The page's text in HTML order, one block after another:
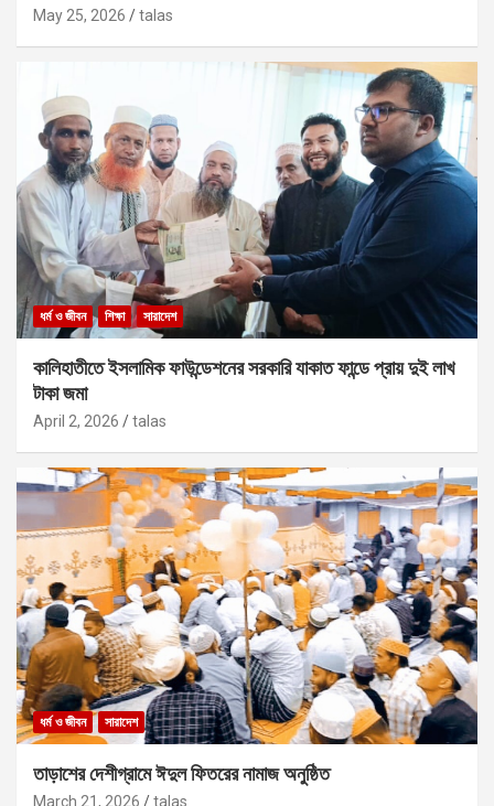
May 25, 2026 talas
ধর্ম ও জীবন শিক্ষা সারাদেশ
কালিহাতীতে ইসলামিক ফাউন্ডেশনের সরকারি যাকাত ফান্ডে প্রায় দুই লাখ
টাকা জমা
April 2, 2026 talas
ধর্ম ও জীবন সারাদেশ
তাড়াশের দেশীগ্রামে ঈদুল ফিতরের নামাজ অনুষ্ঠিত
March 21, 2026 talas